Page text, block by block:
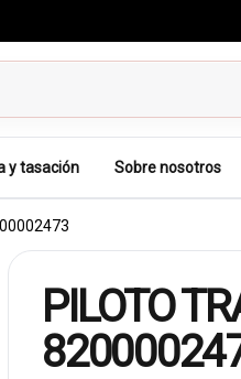
y tasación Sobre nosotros
PILOTO